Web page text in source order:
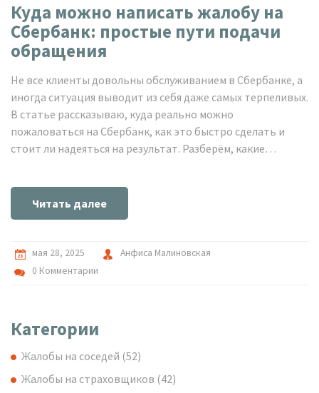
Куда можно написать жалобу на
Сбербанк: простые пути подачи
обращения
Не все клиенты довольны обслуживанием в Сбербанке, а
иногда ситуация выводит из себя даже самых терпеливых.
В статье рассказываю, куда реально можно
пожаловаться на Сбербанк, как это быстро сделать и
стоит ли надеяться на результат. Разберём, какие
вы найдёте конкретные инструкции и полезные советы
на каждый случай.
Читать далее
мая 28, 2025
Анфиса Малиновская
0 Комментарии
Категории
Жалобы на соседей (52)
Жалобы на страховщиков (42)